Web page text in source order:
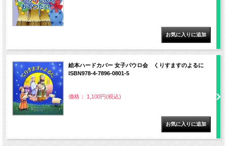
絵本ハードカバー 女子パウロ会 くりすますのよるに
ISBN978-4-7896-0801-5
価格： 1,100円(税込)